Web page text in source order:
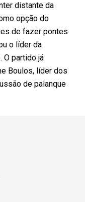
distante da
opção do
de fazer pontes
o líder da
O partido já
Boulos, líder dos
de palanque